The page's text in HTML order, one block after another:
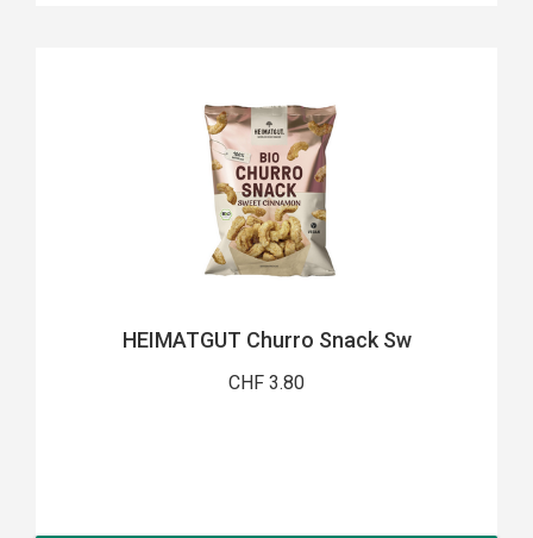
HEIMATGUT Churro Snack Sw
CHF 3.80